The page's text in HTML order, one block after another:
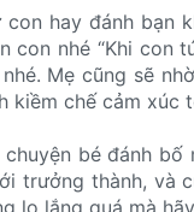
con hay đánh bạn
con nhé “Khi con
Mẹ cũng sẽ
kiềm chế cảm xúc
chuyện bé đánh
trưởng thành, và